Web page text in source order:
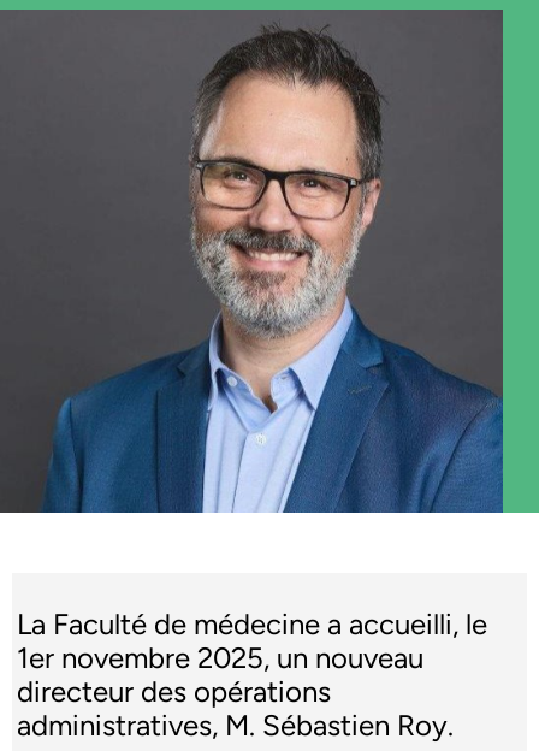
La Faculté de médecine a accueilli, le
1er novembre 2025, un nouveau
directeur des opérations
administratives, M. Sébastien Roy.